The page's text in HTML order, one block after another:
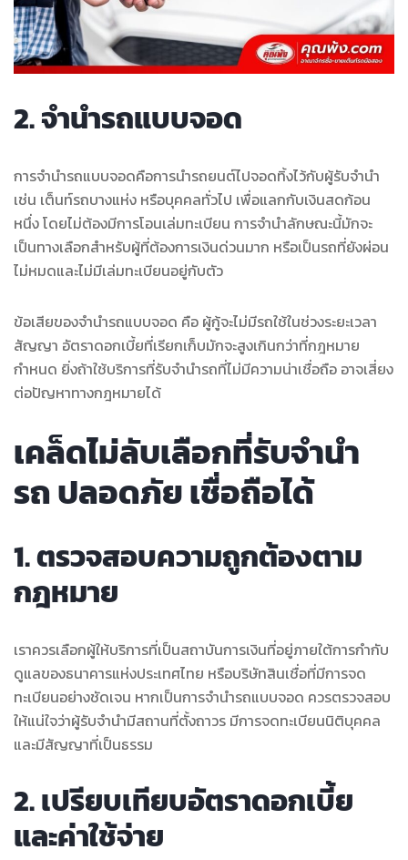
2. จำนำรถแบบจอด
การจำนำรถแบบจอดคือการนำรถยนต์ไปจอดทิ้งไว้กับผู้รับจำนำ
เช่น เต็นท์รถบางแห่ง หรือบุคคลทั่วไป เพื่อแลกกับเงินสดก้อน
หนึ่ง โดยไม่ต้องมีการโอนเล่มทะเบียน การจำนำลักษณะนี้มักจะ
เป็นทางเลือกสำหรับผู้ที่ต้องการเงินด่วนมาก หรือเป็นรถที่ยังผ่อน
ไม่หมดและไม่มีเล่มทะเบียนอยู่กับตัว
ข้อเสียของจำนำรถแบบจอด คือ ผู้กู้จะไม่มีรถใช้ในช่วงระยะเวลา
สัญญา อัตราดอกเบี้ยที่เรียกเก็บมักจะสูงเกินกว่าที่กฎหมาย
กำหนด ยิ่งถ้าใช้บริการที่รับจำนำรถที่ไม่มีความน่าเชื่อถือ อาจเสี่ยง
ต่อปัญหาทางกฎหมายได้
เคล็ดไม่ลับเลือกที่รับจำนำ
รถ ปลอดภัย เชื่อถือได้
1. ตรวจสอบความถูกต้องตาม
กฎหมาย
เราควรเลือกผู้ให้บริการที่เป็นสถาบันการเงินที่อยู่ภายใต้การกำกับ
ดูแลของธนาคารแห่งประเทศไทย หรือบริษัทสินเชื่อที่มีการจด
ทะเบียนอย่างชัดเจน หากเป็นการจำนำรถแบบจอด ควรตรวจสอบ
ให้แน่ใจว่าผู้รับจำนำมีสถานที่ตั้งถาวร มีการจดทะเบียนนิติบุคคล
และมีสัญญาที่เป็นธรรม
2. เปรียบเทียบอัตราดอกเบี้ย
และค่าใช้จ่าย